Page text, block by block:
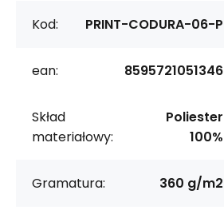
Kod: PRINT-CODURA-06-P
ean: 8595721051346
Skład
materiałowy:
Poliester
100%
Gramatura: 360 g/m2